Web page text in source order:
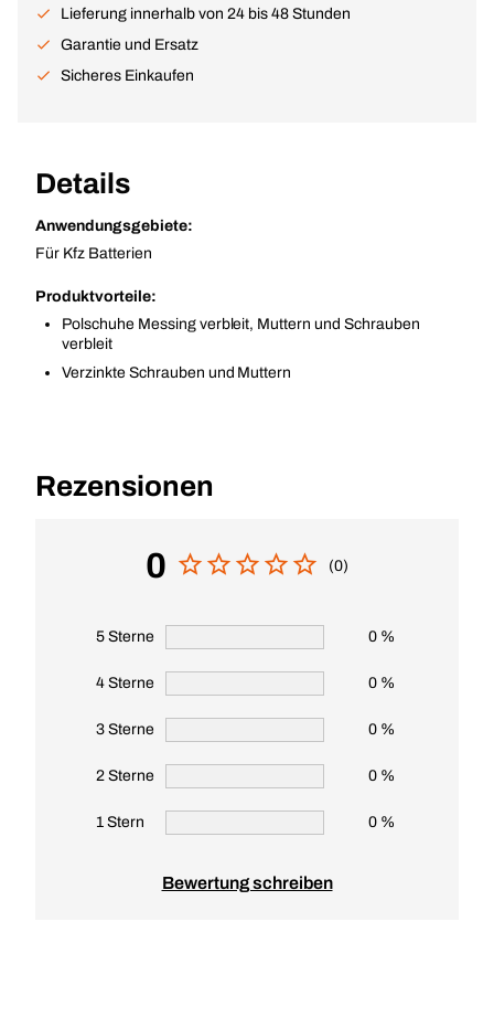
Lieferung innerhalb von 24 bis 48 Stunden
Garantie und Ersatz
Sicheres Einkaufen
Details
Anwendungsgebiete:
Für Kfz Batterien
Produktvorteile:
Polschuhe Messing verbleit, Muttern und Schrauben
verbleit
Verzinkte Schrauben und Muttern
Rezensionen
0 (0)
5 Sterne 0 %
4 Sterne 0 %
3 Sterne 0 %
2 Sterne 0 %
1 Stern 0 %
Bewertung schreiben